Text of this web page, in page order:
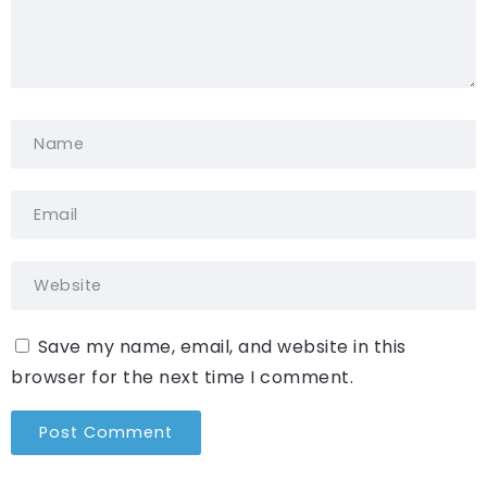
Save my name, email, and website in this
browser for the next time I comment.